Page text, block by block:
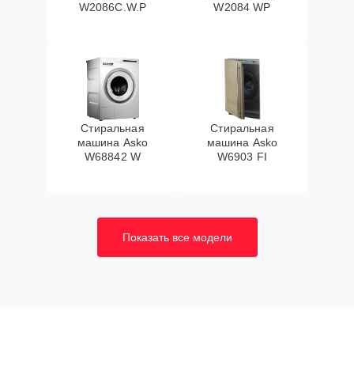
W2086C.W.P
W2084 WP
Стиральная
машина Asko
W68842 W
Стиральная
машина Asko
W6903 FI
Показать все модели